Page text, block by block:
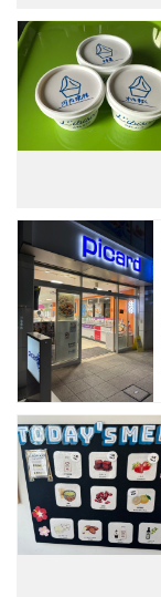
シ
エ
辻
口
博
氏
に
よ
る
豆
ス
イ
ー
ツ
ブ
ラ